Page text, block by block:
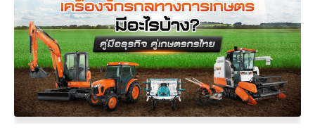
Combine Harvester
Rice Transplanter
Transplant Accessory
Diesel Engine
Power Tiller
Other products
Dealers
Machinery
Machinery
Seeding Center
Seeding Center
Corporate
About Us
Company History
Vision & Mission
Career
Career
New Update